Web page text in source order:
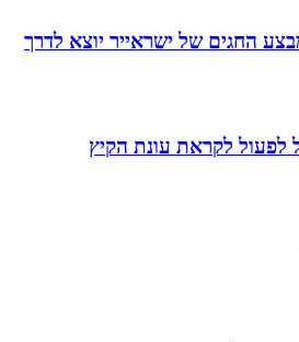
החגים של ישראייר יוצא לדרך
לפעול לקראת עונת הקיץ